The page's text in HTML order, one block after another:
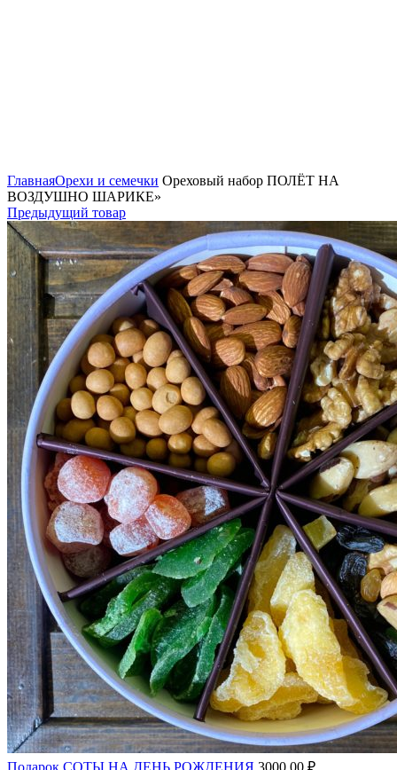
ГлавнаяОрехи и семечки Ореховый набор ПОЛЁТ НА
ВОЗДУШНО ШАРИКЕ»
Предыдущий товар